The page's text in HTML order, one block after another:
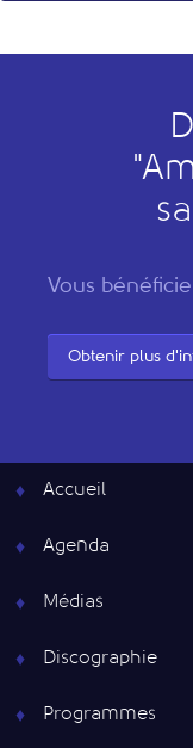
"A
Vous
Obtenir plus
Accueil
Agenda
Médias
Discographie
Programmes